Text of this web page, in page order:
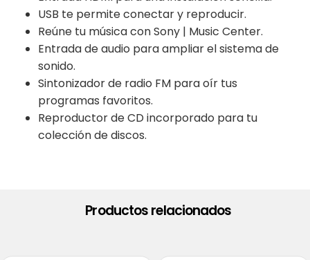
USB te permite conectar y reproducir.
Reúne tu música con Sony | Music Center.
Entrada de audio para ampliar el sistema de
sonido.
Sintonizador de radio FM para oír tus
programas favoritos.
Reproductor de CD incorporado para tu
colección de discos.
Productos relacionados